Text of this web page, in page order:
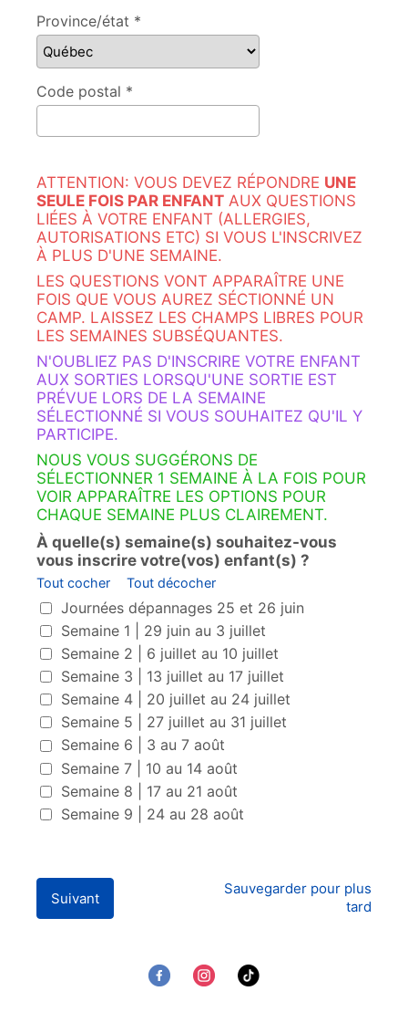
Province/état *
Code postal *
ATTENTION: VOUS DEVEZ RÉPONDRE UNE
SEULE FOIS PAR ENFANT AUX QUESTIONS
LIÉES À VOTRE ENFANT (ALLERGIES,
AUTORISATIONS ETC) SI VOUS L'INSCRIVEZ
À PLUS D'UNE SEMAINE.
LES QUESTIONS VONT APPARAÎTRE UNE
FOIS QUE VOUS AUREZ SÉCTIONNÉ UN
CAMP. LAISSEZ LES CHAMPS LIBRES POUR
LES SEMAINES SUBSÉQUANTES.
N'OUBLIEZ PAS D'INSCRIRE VOTRE ENFANT
AUX SORTIES LORSQU'UNE SORTIE EST
PRÉVUE LORS DE LA SEMAINE
SÉLECTIONNÉ SI VOUS SOUHAITEZ QU'IL Y
PARTICIPE.
NOUS VOUS SUGGÉRONS DE
SÉLECTIONNER 1 SEMAINE À LA FOIS POUR
VOIR APPARAÎTRE LES OPTIONS POUR
CHAQUE SEMAINE PLUS CLAIREMENT.
À quelle(s) semaine(s) souhaitez-vous
vous inscrire votre(vos) enfant(s) ?
Tout cocher Tout décocher
À quelle(s) semaine(s) souhaitez-vous vous inscrire
Journées dépannages 25 et 26 juin
Semaine 1 | 29 juin au 3 juillet
Semaine 2 | 6 juillet au 10 juillet
Semaine 3 | 13 juillet au 17 juillet
Semaine 4 | 20 juillet au 24 juillet
Semaine 5 | 27 juillet au 31 juillet
Semaine 6 | 3 au 7 août
Semaine 7 | 10 au 14 août
Semaine 8 | 17 au 21 août
Semaine 9 | 24 au 28 août
Suivant
Sauvegarder pour plus
tard